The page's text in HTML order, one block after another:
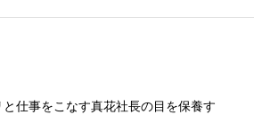
仕事をこなす真花社長の目を保養す